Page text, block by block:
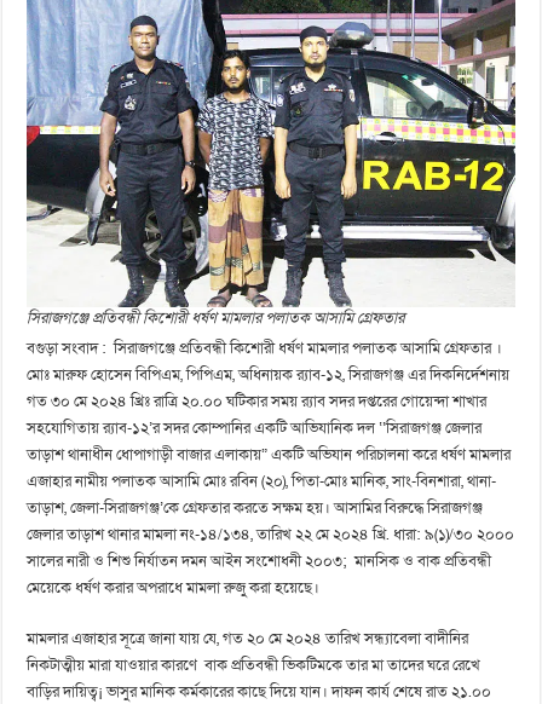
সিরাজগঞ্জে প্রতিবন্ধী কিশোরী ধর্ষণ মামলার পলাতক আসামি গ্রেফতার
বগুড়া সংবাদ : সিরাজগঞ্জে প্রতিবন্ধী কিশোরী ধর্ষণ মামলার পলাতক আসামি গ্রেফতার ।
মোঃ মারুফ হোসেন বিপিএম, পিপিএম, অধিনায়ক র‌্যাব-১২, সিরাজগঞ্জ এর দিকনির্দেশনায়
গত ৩০ মে ২০২৪ খ্রিঃ রাত্রি ২০.০০ ঘটিকার সময় র‌্যাব সদর দপ্তরের গোয়েন্দা শাখার
সহযোগিতায় র‌্যাব-১২’র সদর কোম্পানির একটি আভিযানিক দল ‘‘সিরাজগঞ্জ জেলার
তাড়াশ থানাধীন ধোপাগাড়ী বাজার এলাকায়” একটি অভিযান পরিচালনা করে ধর্ষণ মামলার
এজাহার নামীয় পলাতক আসামি মোঃ রবিন (২০), পিতা-মোঃ মানিক, সাং-বিনশারা, থানা-
তাড়াশ, জেলা-সিরাজগঞ্জ’কে গ্রেফতার করতে সক্ষম হয়। আসামির বিরুদ্ধে সিরাজগঞ্জ
জেলার তাড়াশ থানার মামলা নং-১৪/১৩৪, তারিখ ২২ মে ২০২৪ খ্রি. ধারা: ৯(১)/৩০ ২০০০
সালের নারী ও শিশু নির্যাতন দমন আইন সংশোধনী ২০০৩; মানসিক ও বাক প্রতিবন্ধী
মেয়েকে ধর্ষণ করার অপরাধে মামলা রুজু করা হয়েছে।
মামলার এজাহার সূত্রে জানা যায় যে, গত ২০ মে ২০২৪ তারিখ সন্ধ্যাবেলা বাদীনির
নিকটাত্মীয় মারা যাওয়ার কারণে বাক প্রতিবন্ধী ভিকটিমকে তার মা তাদের ঘরে রেখে
বাড়ির দায়িত্ব¡ ভাসুর মানিক কর্মকারের কাছে দিয়ে যান। দাফন কার্য শেষে রাত ২১.০০